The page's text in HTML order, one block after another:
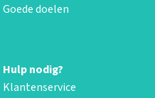
Goede doelen
Hulp nodig?
Klantenservice